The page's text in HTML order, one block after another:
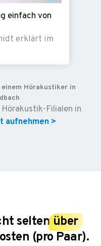
einfach von
erklärt im
Hörakustiker in
Filialen in
aufnehmen >
selten über
(pro Paar).